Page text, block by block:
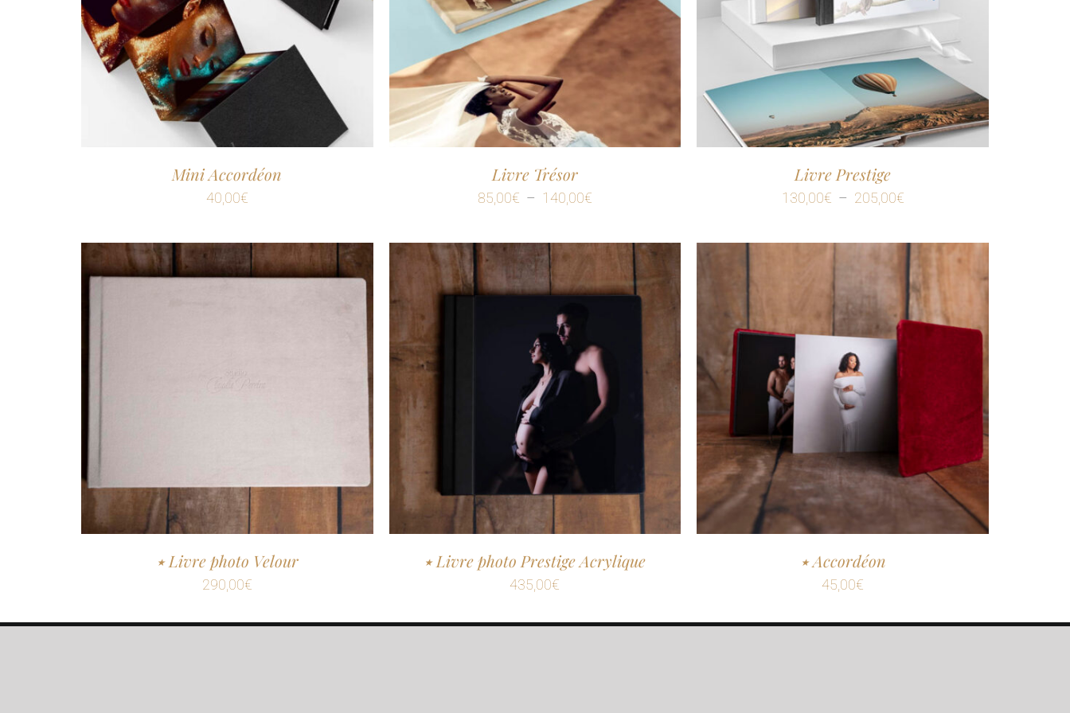
Mini Accordéon
40,00€
Livre Trésor
85,00€ – 140,00€Plage
prix :
85,00€
à
Livre Prestige
130,00€ – 205,00€Plage
prix :
130,00€
à
205,00€
٭ Livre photo Velour
290,00€
٭ Livre photo Prestige Acrylique
435,00€
٭ Accordéon
45,00€